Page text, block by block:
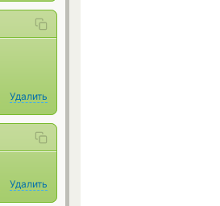
Удалить
Удалить